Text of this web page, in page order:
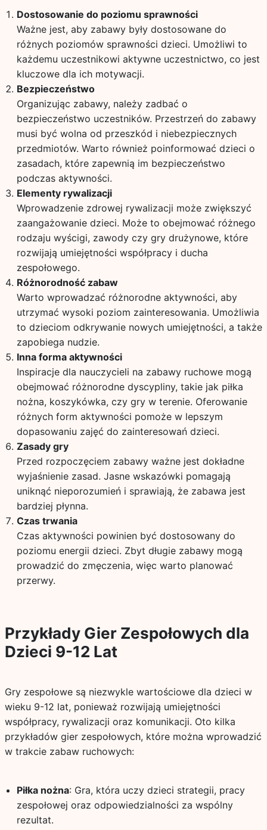
Dostosowanie do poziomu sprawności
Ważne jest, aby zabawy były dostosowane do
różnych poziomów sprawności dzieci. Umożliwi to
każdemu uczestnikowi aktywne uczestnictwo, co jest
kluczowe dla ich motywacji.
Bezpieczeństwo
Organizując zabawy, należy zadbać o
bezpieczeństwo uczestników. Przestrzeń do zabawy
musi być wolna od przeszkód i niebezpiecznych
przedmiotów. Warto również poinformować dzieci o
zasadach, które zapewnią im bezpieczeństwo
podczas aktywności.
Elementy rywalizacji
Wprowadzenie zdrowej rywalizacji może zwiększyć
zaangażowanie dzieci. Może to obejmować różnego
rodzaju wyścigi, zawody czy gry drużynowe, które
rozwijają umiejętności współpracy i ducha
zespołowego.
Różnorodność zabaw
Warto wprowadzać różnorodne aktywności, aby
utrzymać wysoki poziom zainteresowania. Umożliwia
to dzieciom odkrywanie nowych umiejętności, a także
zapobiega nudzie.
Inna forma aktywności
Inspiracje dla nauczycieli na zabawy ruchowe mogą
obejmować różnorodne dyscypliny, takie jak piłka
nożna, koszykówka, czy gry w terenie. Oferowanie
różnych form aktywności pomoże w lepszym
dopasowaniu zajęć do zainteresowań dzieci.
Zasady gry
Przed rozpoczęciem zabawy ważne jest dokładne
wyjaśnienie zasad. Jasne wskazówki pomagają
uniknąć nieporozumień i sprawiają, że zabawa jest
bardziej płynna.
Czas trwania
Czas aktywności powinien być dostosowany do
poziomu energii dzieci. Zbyt długie zabawy mogą
prowadzić do zmęczenia, więc warto planować
przerwy.
Przykłady Gier Zespołowych dla
Dzieci 9-12 Lat
Gry zespołowe są niezwykle wartościowe dla dzieci w
wieku 9-12 lat, ponieważ rozwijają umiejętności
współpracy, rywalizacji oraz komunikacji. Oto kilka
przykładów gier zespołowych, które można wprowadzić
w trakcie zabaw ruchowych:
Piłka nożna: Gra, która uczy dzieci strategii, pracy
zespołowej oraz odpowiedzialności za wspólny
rezultat.